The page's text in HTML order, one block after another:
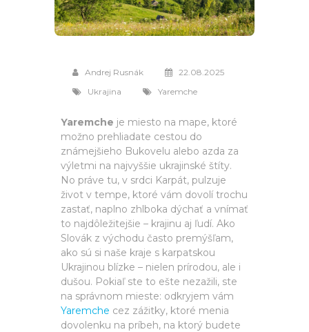
Andrej Rusnák
22.08.2025
Ukrajina
Yaremche
Yaremche je miesto na mape, ktoré
možno prehliadate cestou do
známejšieho Bukovelu alebo azda za
výletmi na najvyššie ukrajinské štíty.
No práve tu, v srdci Karpát, pulzuje
život v tempe, ktoré vám dovolí trochu
zastať, naplno zhlboka dýchať a vnímať
to najdôležitejšie – krajinu aj ľudí. Ako
Slovák z východu často premýšľam,
ako sú si naše kraje s karpatskou
Ukrajinou blízke – nielen prírodou, ale i
dušou. Pokiaľ ste to ešte nezažili, ste
na správnom mieste: odkryjem vám
Yaremche cez zážitky, ktoré menia
dovolenku na príbeh, na ktorý budete